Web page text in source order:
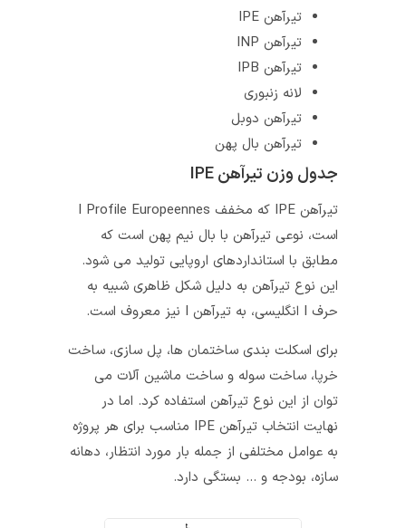
لانه زنبوری
تیرآهن دوبل
تیرآهن بال پهن
جدول وزن تیرآهن IPE
تیرآهن IPE که مخفف I Profile Europeennes
است، نوعی تیرآهن با بال نیم‌ پهن است که
مطابق با استانداردهای اروپایی تولید می‌ شود.
این نوع تیرآهن به دلیل شکل ظاهری شبیه به
برای اسکلت‌ بندی ساختمان‌ ها، پل‌ سازی، ساخت
خرپا، ساخت سوله و ساخت ماشین‌ آلات می
توان از این نوع تیرآهن استفاده کرد. اما در
نهایت انتخاب تیرآهن IPE مناسب برای هر پروژه
به عوامل مختلفی از جمله بار مورد انتظار، دهانه
سازه، بودجه و … بستگی دارد.